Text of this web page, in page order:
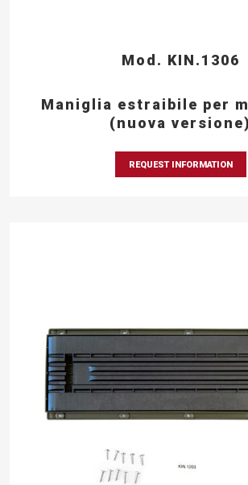
Mod. KIN.1306
Maniglia estraibile per
(nuova versione)
REQUEST INFORMATION